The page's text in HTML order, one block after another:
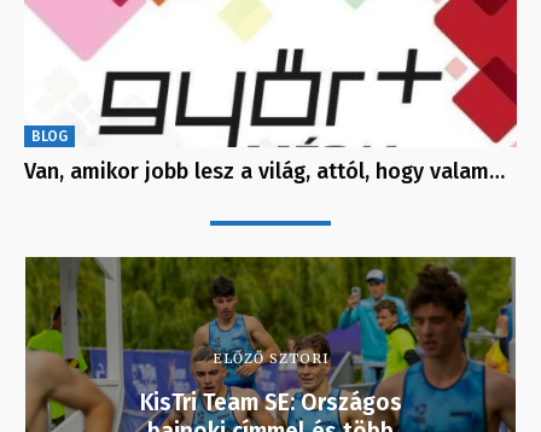
BLOG
Van, amikor jobb lesz a világ, attól, hogy valam…
ELŐZŐ SZTORI
KisTri Team SE: Országos